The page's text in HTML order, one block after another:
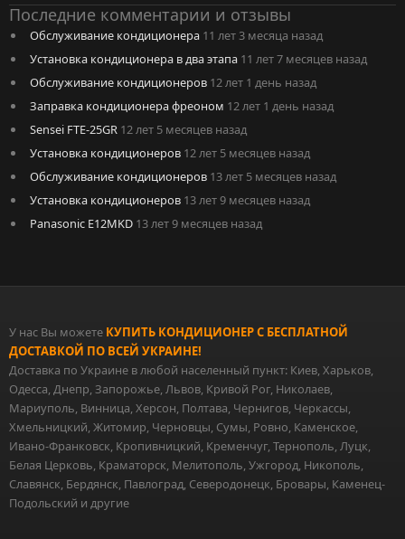
Последние комментарии и отзывы
Обслуживание кондиционера 11 лет 3 месяца назад
Установка кондиционера в два этапа 11 лет 7 месяцев назад
Обслуживание кондиционеров 12 лет 1 день назад
Заправка кондиционера фреоном 12 лет 1 день назад
Sensei FTE-25GR 12 лет 5 месяцев назад
Установка кондиционеров 12 лет 5 месяцев назад
Обслуживание кондиционеров 13 лет 5 месяцев назад
Установка кондиционеров 13 лет 9 месяцев назад
Panasonic E12MKD 13 лет 9 месяцев назад
У нас Вы можете КУПИТЬ КОНДИЦИОНЕР С БЕСПЛАТНОЙ
ДОСТАВКОЙ ПО ВСЕЙ УКРАИНЕ!
Доставка по Украине в любой населенный пункт: Киев, Харьков,
Одесса, Днепр, Запорожье, Львов, Кривой Рог, Николаев,
Мариуполь, Винница, Херсон, Полтава, Чернигов, Черкассы,
Хмельницкий, Житомир, Черновцы, Сумы, Ровно, Каменское,
Ивано-Франковск, Кропивницкий, Кременчуг, Тернополь, Луцк,
Белая Церковь, Краматорск, Мелитополь, Ужгород, Никополь,
Славянск, Бердянск, Павлоград, Северодонецк, Бровары, Каменец-
Подольский и другие